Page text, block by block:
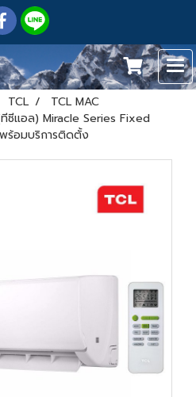
TCL
TCL MAC
ทีซีแอล) Miracle Series Fixed
ร้อมบริการติดตั้ง